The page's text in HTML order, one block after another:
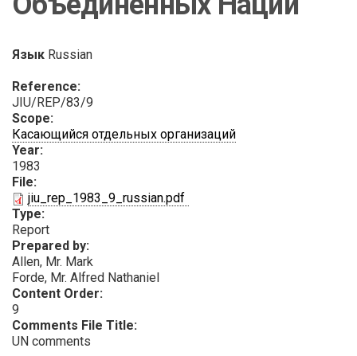
Язык Russian
Reference:
JIU/REP/83/9
Scope:
Касающийся отдельных организаций
Year:
1983
File:
jiu_rep_1983_9_russian.pdf
Type:
Report
Prepared by:
Allen, Mr. Mark
Forde, Mr. Alfred Nathaniel
Content Order:
9
Comments File Title:
UN comments